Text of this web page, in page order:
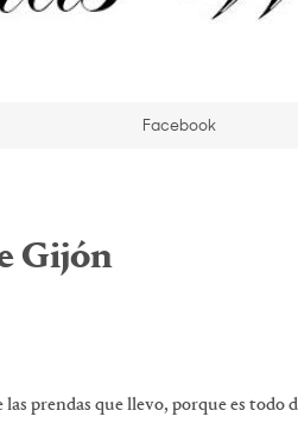
Facebook
Gijón
prendas que llevo, porque es todo